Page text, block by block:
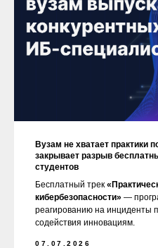
Вузам не хватает практики
закрывает разрыв
студентов
Бесплатный трек
кибербезопасности» —
реагированию на инциденты
содействия инновациям.
07.07.2026